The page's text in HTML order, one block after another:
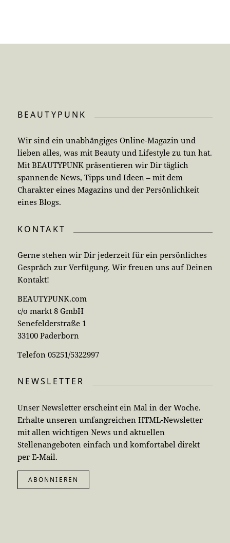
BEAUTYPUNK
Wir sind ein unabhängiges Online-Magazin und
lieben alles, was mit Beauty und Lifestyle zu tun hat.
Mit BEAUTYPUNK präsentieren wir Dir täglich
spannende News, Tipps und Ideen – mit dem
Charakter eines Magazins und der Persönlichkeit
eines Blogs.
KONTAKT
Gerne stehen wir Dir jederzeit für ein persönliches
Gespräch zur Verfügung. Wir freuen uns auf Deinen
Kontakt!
BEAUTYPUNK.com
c/o markt 8 GmbH
Senefelderstraße 1
33100 Paderborn
Telefon 05251/5322997
NEWSLETTER
Unser Newsletter erscheint ein Mal in der Woche.
Erhalte unseren umfangreichen HTML-Newsletter
mit allen wichtigen News und aktuellen
Stellenangeboten einfach und komfortabel direkt
per E-Mail.
ABONNIEREN